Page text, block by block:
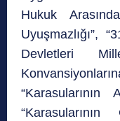
Hukuk
Uyuşmazlığı”,
Devletleri